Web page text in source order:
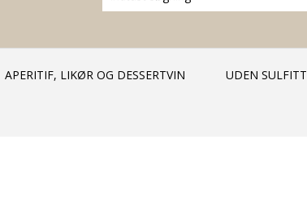
APERITIF, LIKØR OG DESSERTVIN UDEN